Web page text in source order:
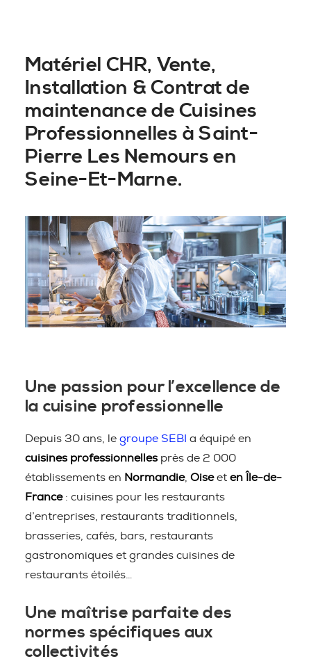
Matériel CHR, Vente,
Installation & Contrat de
maintenance de Cuisines
Professionnelles à Saint-
Pierre Les Nemours en
Seine-Et-Marne.
Une passion pour l’excellence de
la cuisine professionnelle
Depuis 30 ans, le groupe SEBI a équipé en
cuisines professionnelles près de 2 000
établissements en Normandie, Oiseet en Île-de-
France: cuisines pour les restaurants
d’entreprises, restaurants traditionnels,
brasseries, cafés, bars, restaurants
gastronomiques et grandes cuisines de
restaurants étoilés…
Une maîtrise parfaite des
normes spécifiques aux
collectivités